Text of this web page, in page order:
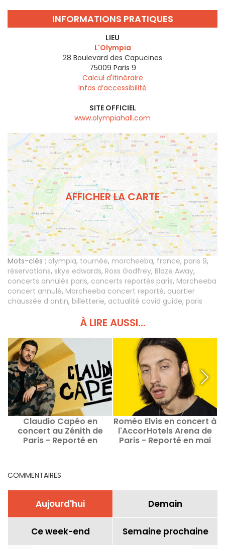
INFORMATIONS PRATIQUES
LIEU
L'Olympia
28 Boulevard des Capucines
75009 Paris 9
Calcul d'itinéraire
Infos d’accessibilité
SITE OFFICIEL
www.olympiahall.com
AFFICHER LA CARTE
Mots-clés : olympia, tournée, morcheeba, france, paris 9,
réservations, skye edwards, Ross Godfrey, Blaze Away,
concerts annulés paris, concerts reportés paris, Morcheeba
concert annulé, Morcheeba concert reporté, quartier
chaussée d antin, billetterie, actualité covid guide, paris
À LIRE AUSSI...
Claudio Capéo en
concert au Zénith de
Paris - Reporté en
Roméo Elvis en concert à
l'AccorHotels Arena de
Paris - Reporté en mai
COMMENTAIRES
Aujourd'hui Demain
Ce week-end Semaine prochaine